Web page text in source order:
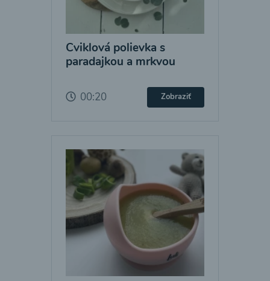
Cviklová polievka s
paradajkou a mrkvou
00:20 Zobraziť